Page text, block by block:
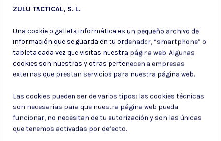
Suscríbete a nuestro boletín
ZULU TACTICAL, S. L.
Una cookie o galleta informática es un pequeño archivo de
información que se guarda en tu ordenador, “smartphone” o
tableta cada vez que visitas nuestra página web. Algunas
cookies son nuestras y otras pertenecen a empresas
externas que prestan servicios para nuestra página web.
Las cookies pueden ser de varios tipos: las cookies técnicas
son necesarias para que nuestra página web pueda
funcionar, no necesitan de tu autorización y son las únicas
que tenemos activadas por defecto.